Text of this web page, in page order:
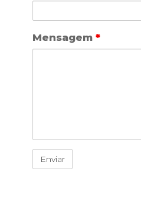
Mensagem *